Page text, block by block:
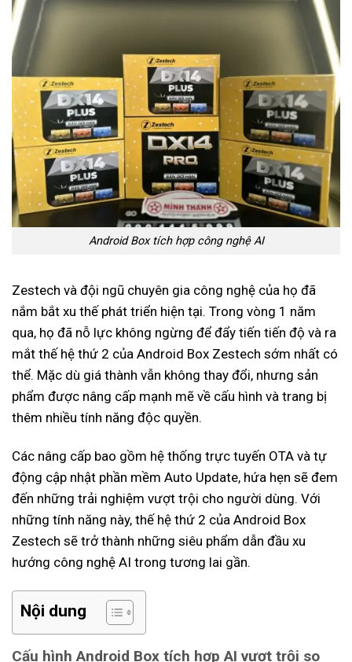
Android Box tích hợp công nghệ AI
Zestech và đội ngũ chuyên gia công nghệ của họ đã
nắm bắt xu thế phát triển hiện tại. Trong vòng 1 năm
qua, họ đã nỗ lực không ngừng để đẩy tiến tiến độ và ra
mắt thế hệ thứ 2 của Android Box Zestech sớm nhất có
thể. Mặc dù giá thành vẫn không thay đổi, nhưng sản
phẩm được nâng cấp mạnh mẽ về cấu hình và trang bị
thêm nhiều tính năng độc quyền.
Các nâng cấp bao gồm hệ thống trực tuyến OTA và tự
động cập nhật phần mềm Auto Update, hứa hẹn sẽ đem
đến những trải nghiệm vượt trội cho người dùng. Với
những tính năng này, thế hệ thứ 2 của Android Box
Zestech sẽ trở thành những siêu phẩm dẫn đầu xu
hướng công nghệ AI trong tương lai gần.
Nội dung
Cấu hình Android Box tích hợp AI vượt trội so